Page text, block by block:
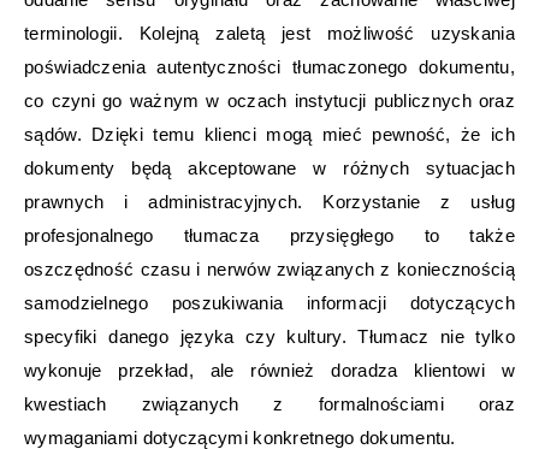
terminologii. Kolejną zaletą jest możliwość uzyskania
poświadczenia autentyczności tłumaczonego dokumentu,
co czyni go ważnym w oczach instytucji publicznych oraz
sądów. Dzięki temu klienci mogą mieć pewność, że ich
dokumenty będą akceptowane w różnych sytuacjach
prawnych i administracyjnych. Korzystanie z usług
profesjonalnego tłumacza przysięgłego to także
oszczędność czasu i nerwów związanych z koniecznością
samodzielnego poszukiwania informacji dotyczących
specyfiki danego języka czy kultury. Tłumacz nie tylko
wykonuje przekład, ale również doradza klientowi w
kwestiach związanych z formalnościami oraz
wymaganiami dotyczącymi konkretnego dokumentu.